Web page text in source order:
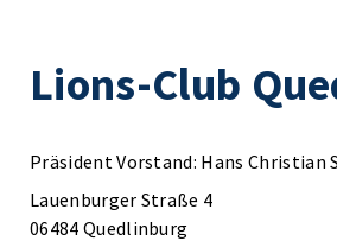
Lions-Club
Präsident Vorstand: Hans Christian
Lauenburger Straße 4
06484 Quedlinburg